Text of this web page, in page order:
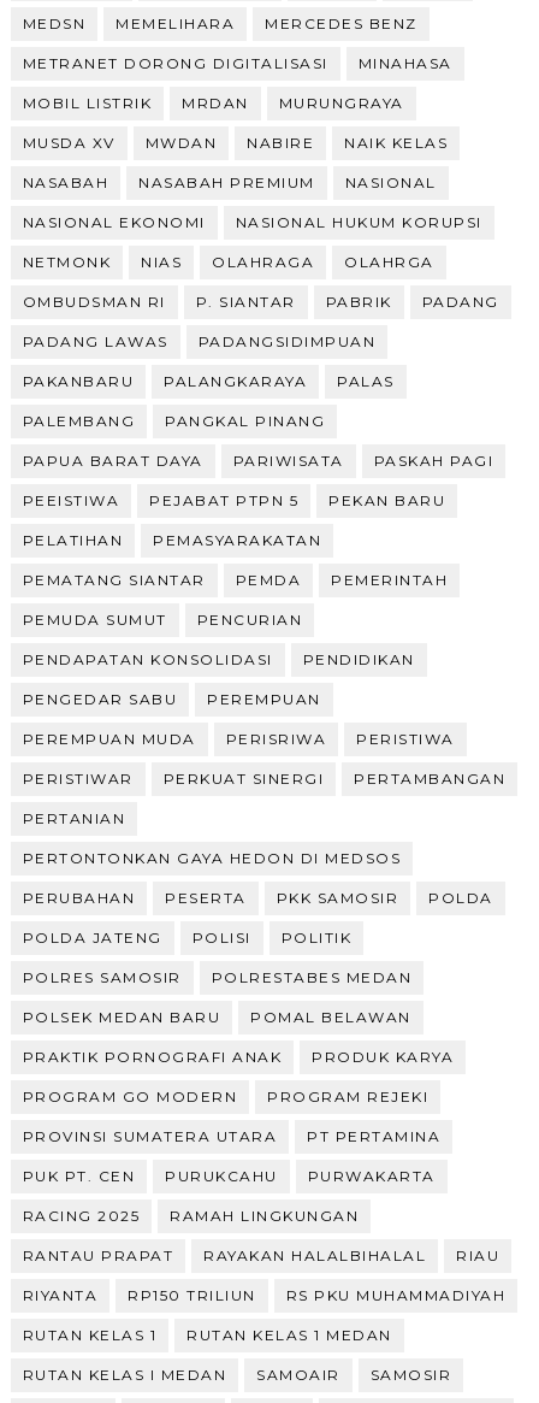
MEDSN MEMELIHARA MERCEDES BENZ
METRANET DORONG DIGITALISASI MINAHASA
MOBIL LISTRIK MRDAN MURUNGRAYA
MUSDA XV MWDAN NABIRE NAIK KELAS
NASABAH NASABAH PREMIUM NASIONAL
NASIONAL EKONOMI NASIONAL HUKUM KORUPSI
NETMONK NIAS OLAHRAGA OLAHRGA
OMBUDSMAN RI P. SIANTAR PABRIK PADANG
PADANG LAWAS PADANGSIDIMPUAN
PAKANBARU PALANGKARAYA PALAS
PALEMBANG PANGKAL PINANG
PAPUA BARAT DAYA PARIWISATA PASKAH PAGI
PEEISTIWA PEJABAT PTPN 5 PEKAN BARU
PELATIHAN PEMASYARAKATAN
PEMATANG SIANTAR PEMDA PEMERINTAH
PEMUDA SUMUT PENCURIAN
PENDAPATAN KONSOLIDASI PENDIDIKAN
PENGEDAR SABU PEREMPUAN
PEREMPUAN MUDA PERISRIWA PERISTIWA
PERISTIWAR PERKUAT SINERGI PERTAMBANGAN
PERTANIAN
PERTONTONKAN GAYA HEDON DI MEDSOS
PERUBAHAN PESERTA PKK SAMOSIR POLDA
POLDA JATENG POLISI POLITIK
POLRES SAMOSIR POLRESTABES MEDAN
POLSEK MEDAN BARU POMAL BELAWAN
PRAKTIK PORNOGRAFI ANAK PRODUK KARYA
PROGRAM GO MODERN PROGRAM REJEKI
PROVINSI SUMATERA UTARA PT PERTAMINA
PUK PT. CEN PURUKCAHU PURWAKARTA
RACING 2025 RAMAH LINGKUNGAN
RANTAU PRAPAT RAYAKAN HALALBIHALAL RIAU
RIYANTA RP150 TRILIUN RS PKU MUHAMMADIYAH
RUTAN KELAS 1 RUTAN KELAS 1 MEDAN
RUTAN KELAS I MEDAN SAMOAIR SAMOSIR